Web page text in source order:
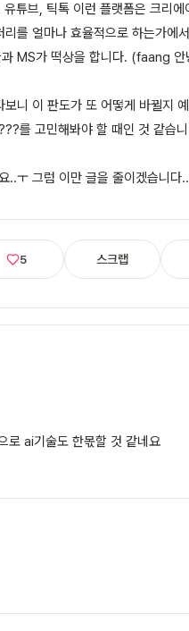
튜브, 틱톡 이런 플랫폼은 크리
를 얼마나 효율적으로 하는가에
과 MS가 떡상을 합니다. (faang 안
니 이 판도가 또 어떻게 바뀔지
를 고민해봐야 할 때인 것 같습
..ㅜ 그럼 이만 글을 줄이겠습니
5 스크랩
로 ai기술도 한몫할 것 같네요